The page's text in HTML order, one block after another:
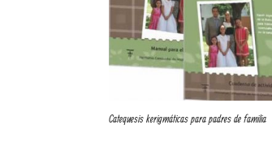
Catequesis kerigmáticas para padres de familia